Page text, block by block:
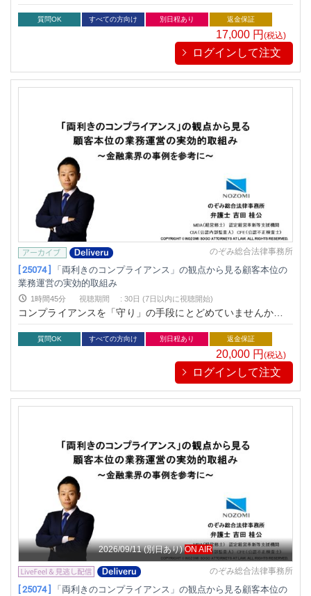
当局の動向、有効性検証を学ぶことができます！
質問OK すべての方向け 別日程あり 返金保証
17,000 円(税込)
ログインして注文
のぞみ総合法律事務所
[ 25074 ]
「両利きのコンプライアンス」の観点から見る顧客本位の
業務運営の実効的取組み
1時間45分 視聴期間 : 30日 (7日以内に視聴開始)
コンプライアンスを「守り」の手段にとどめていませんか？企
業価値を守るだけでなく、成長の原動力に変える「両利きのコ
ンプライアンス」の手法が今、注目されています。本セミナー
では、金融庁出向経験を持つ弁護士が、顧客本位の視点を軸に
リスク管理と事業成長を両立させる実践的なアプローチを解
説。戦略的な記録活用や深掘り営業など、すぐに使える具体策
も紹介します。攻めと守りの両面を強化し、組織を一歩先の次
元へ導くヒントをお届けします。
質問OK すべての方向け 別日程あり 返金保証
20,000 円(税込)
ログインして注文
2026/09/11 (別日あり) ON AIR
のぞみ総合法律事務所
[ 25074 ]
「両利きのコンプライアンス」の観点から見る顧客本位の